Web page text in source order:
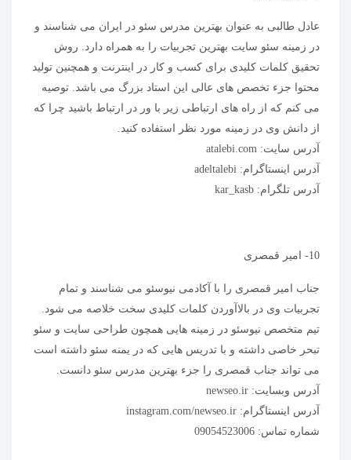
عادل طالبی به عنوان بهترین مدرس سئو در ایران می شناسند و
در زمینه سئو سایت بهترین تجربیات را به همراه دارد. روش
تحقیق کلمات کلیدی برای کسب و کار در اینترنت و همچنین تولید
محتوا جزء تخصص های عالی این استاد بزرگ می باشد. توصیه
می کنم که از راه های ارتباطی زیر با ور در ارتباط باشید چرا که
از دانش وی در زمینه مورد نظر استفاده کنید.
آدرس سایت: atalebi.com
آدرس اینستاگرام: adeltalebi
آدرس تلگرام: kar_kasb
10- امیر قمصری
جناب امیر قمصری را با آکادمی نیوسئو می شناسند و تمام
تجربیات وی در بالاآوردن کلمات کلیدی سخت خلاصه می شود.
تیم متخصص نیوسئو در زمینه هایی همچون طراحی سایت و سئو
تبحر خاصی داشته و با تدریس هایی که در یمنه سئو داشته است
می تواند جناب قمصری را جزء بهترین مدرس سئو دانست.
آدرس وبسایت: newseo.ir
آدرس اینستاگرام: instagram.com/newseo.ir
شماره تماس: 09054523006